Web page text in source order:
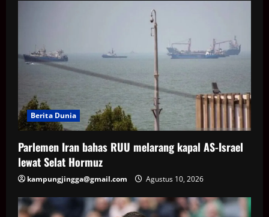
Berita Dunia
Parlemen Iran bahas RUU melarang kapal AS-Israel
lewat Selat Hormuz
kampungjingga@gmail.com Agustus 10, 2026